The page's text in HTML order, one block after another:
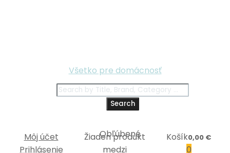
Všetko pre domácnosť
Search
Môj účet
Prihlásenie
Žiaden produkt
medzi
Košík0,00 €
0